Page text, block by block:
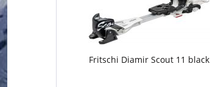
Fritschi Diamir Scout 11 black